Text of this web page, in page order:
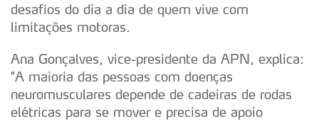
desafios do dia a dia de quem vive com
limitações motoras.
Ana Gonçalves, vice-presidente da APN, explica:
"A maioria das pessoas com doenças
neuromusculares depende de cadeiras de rodas
elétricas para se mover e precisa de apoio